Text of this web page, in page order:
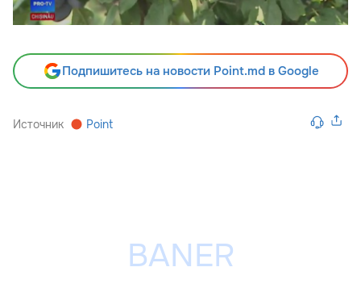
Подпишитесь на новости Point.md в Google
Источник Point